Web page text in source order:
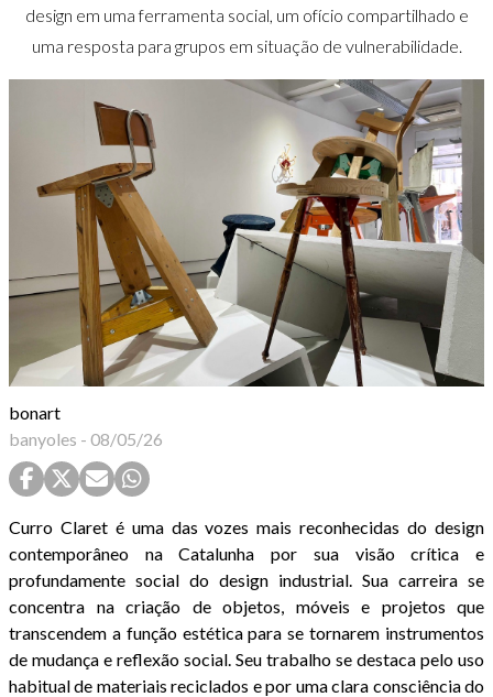
design em uma ferramenta social, um ofício compartilhado e
uma resposta para grupos em situação de vulnerabilidade.
bonart
banyoles - 08/05/26
Curro Claret é uma das vozes mais reconhecidas do design
contemporâneo na Catalunha por sua visão crítica e
profundamente social do design industrial. Sua carreira se
concentra na criação de objetos, móveis e projetos que
transcendem a função estética para se tornarem instrumentos
de mudança e reflexão social. Seu trabalho se destaca pelo uso
habitual de materiais reciclados e por uma clara consciência do